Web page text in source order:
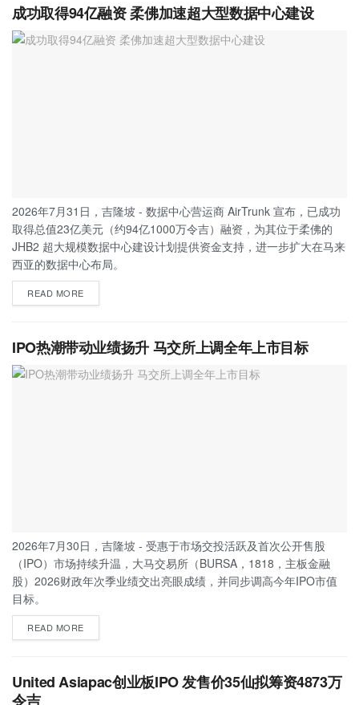
成功取得94亿融资 柔佛加速超大型数据中心建设
2026年7月31日，吉隆坡 - 数据中心营运商 AirTrunk 宣布，已成功
取得总值23亿美元（约94亿1000万令吉）融资，为其位于柔佛的
JHB2 超大规模数据中心建设计划提供资金支持，进一步扩大在马来
西亚的数据中心布局。
READ MORE
IPO热潮带动业绩扬升 马交所上调全年上市目标
2026年7月30日，吉隆坡 - 受惠于市场交投活跃及首次公开售股
（IPO）市场持续升温，大马交易所（BURSA，1818，主板金融
股）2026财政年次季业绩交出亮眼成绩，并同步调高今年IPO市值
目标。
READ MORE
United Asiapac创业板IPO 发售价35仙拟筹资4873万
令吉